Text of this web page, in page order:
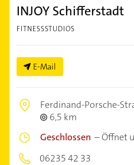
INJOY Schifferstadt
FITNESSSTUDIOS
E-Mail
Ferdinand-Porsche-
6,5 km
Geschlossen –Öffnet
06235 42 33